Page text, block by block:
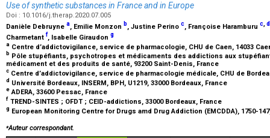
Use of synthetic substances in France and in Europe
Doi : 10.1016/j.therap.2020.07.005
Danièle Debruyne a, Emilie Monzon b, Justine Perino c, Françoise Haramburu c,d
Charmetant f, Isabelle Giraudon g
a Centre d’addictovigilance, service de pharmacologie, CHU de Caen, 14033
b Pôle stupéfiants, psychotropes et médicaments des addictions aux
médicament et des produits de santé, 93200 Saint-Denis, France
c Centre d’addictovigilance, service de pharmacologie médicale, CHU de
d Université Bordeaux, INSERM, BPH, U1219, 33000 Bordeaux, France
e ADERA, 33600 Pessac, France
f TREND-SINTES ; OFDT ; CEID-addictions, 33000 Bordeaux, France
g European Monitoring Centre for Drugs amd Drug Addiction (EMCDDA), 1750-
⁎Auteur correspondant.